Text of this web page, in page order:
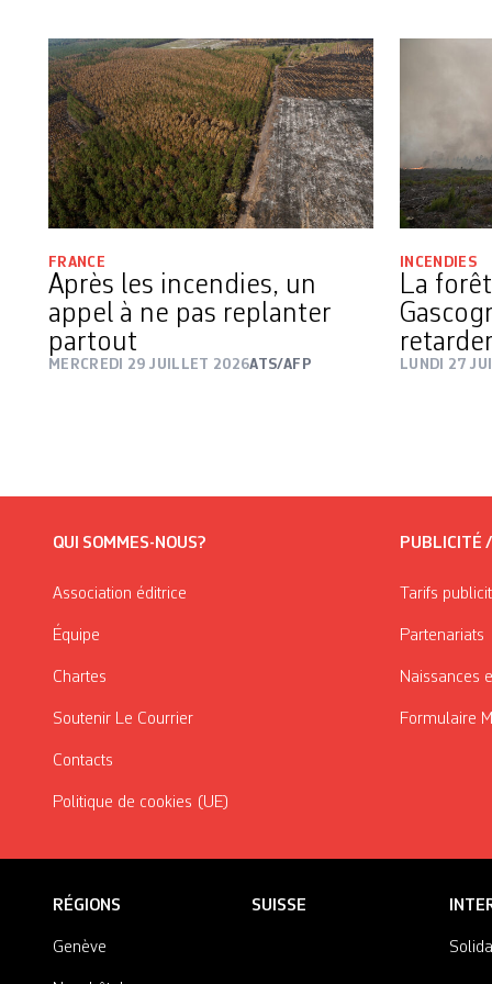
FRANCE
Après les incendies, un
appel à ne pas replanter
partout
MERCREDI 29 JUILLET 2026ATS/AFP
INCENDIES
La
LUNDI 27
QUI SOMMES-NOUS?
Association éditrice
Équipe
Chartes
Soutenir Le Courrier
Contacts
Politique de cookies (UE)
PUBLICITÉ
Tarifs
Partenariats
Naissances
Formulaire
RÉGIONS
Genève
SUISSE